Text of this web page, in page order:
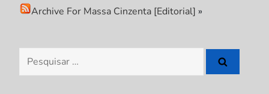
e
o
Archive For Massa Cinzenta [Editorial] »
Pesquisar
por: